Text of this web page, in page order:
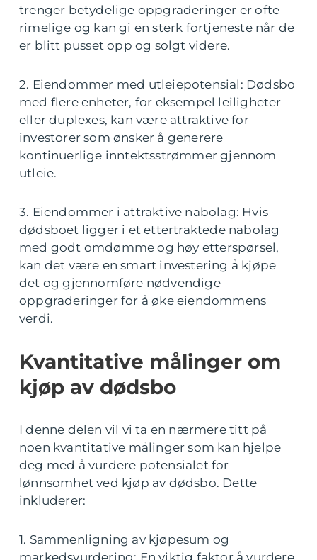
trenger betydelige oppgraderinger er ofte
rimelige og kan gi en sterk fortjeneste når de
er blitt pusset opp og solgt videre.
2. Eiendommer med utleiepotensial: Dødsbo
med flere enheter, for eksempel leiligheter
eller duplexes, kan være attraktive for
investorer som ønsker å generere
kontinuerlige inntektsstrømmer gjennom
utleie.
3. Eiendommer i attraktive nabolag: Hvis
dødsboet ligger i et ettertraktede nabolag
med godt omdømme og høy etterspørsel,
kan det være en smart investering å kjøpe
det og gjennomføre nødvendige
oppgraderinger for å øke eiendommens
verdi.
Kvantitative målinger om
kjøp av dødsbo
I denne delen vil vi ta en nærmere titt på
noen kvantitative målinger som kan hjelpe
deg med å vurdere potensialet for
lønnsomhet ved kjøp av dødsbo. Dette
inkluderer:
1. Sammenligning av kjøpesum og
markedsvurdering: En viktig faktor å vurdere